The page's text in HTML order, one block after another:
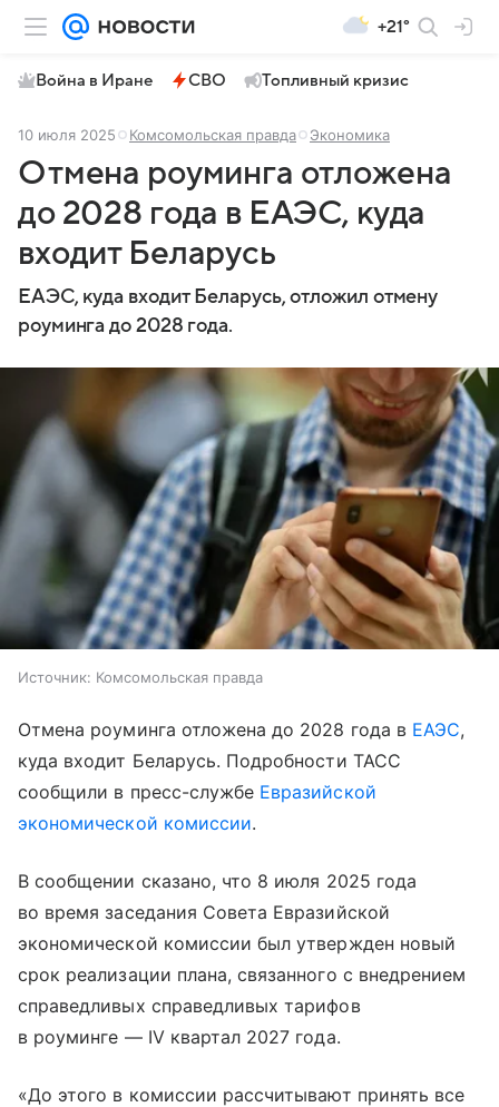
+21°
Война в Иране СВО Топливный кризис
10 июля 2025 Комсомольская правда Экономика
Отмена роуминга отложена
до 2028 года в ЕАЭС, куда
входит Беларусь
ЕАЭС, куда входит Беларусь, отложил отмену
роуминга до 2028 года.
Источник: Комсомольская правда
Отмена роуминга отложена до 2028 года в ЕАЭС,
куда входит Беларусь. Подробности ТАСС
сообщили в пресс-службе Евразийской
экономической комиссии.
В сообщении сказано, что 8 июля 2025 года
во время заседания Совета Евразийской
экономической комиссии был утвержден новый
срок реализации плана, связанного с внедрением
справедливых справедливых тарифов
в роуминге — IV квартал 2027 года.
«До этого в комиссии рассчитывают принять все